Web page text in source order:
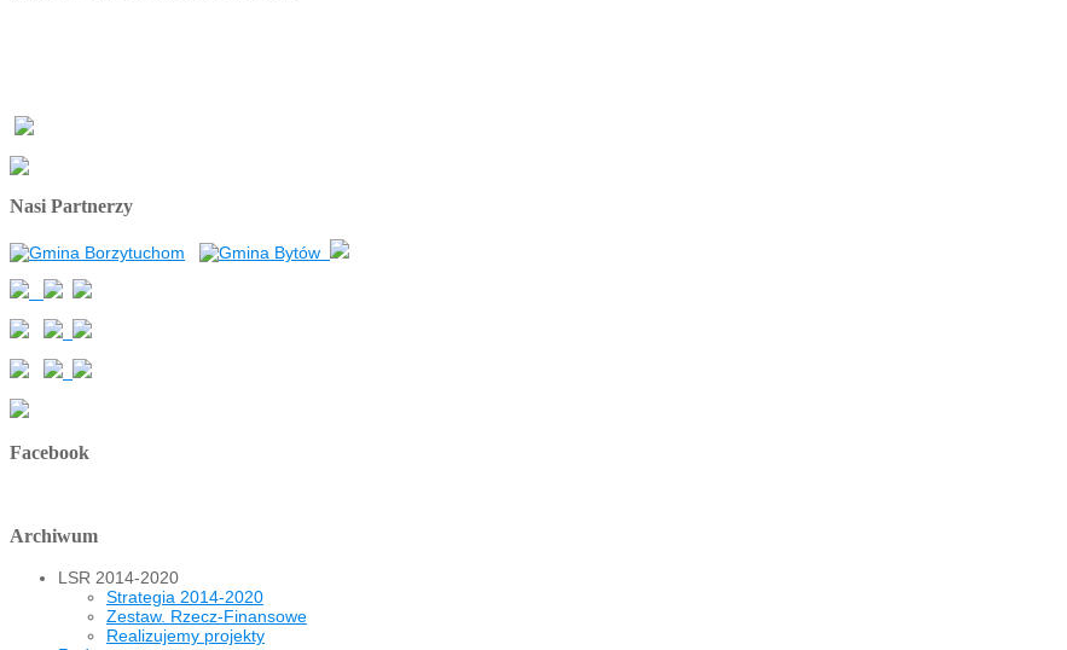
Nasi Partnerzy
Facebook
Archiwum
LSR 2014-2020
Strategia 2014-2020
Zestaw. Rzecz-Finansowe
Realizujemy projekty